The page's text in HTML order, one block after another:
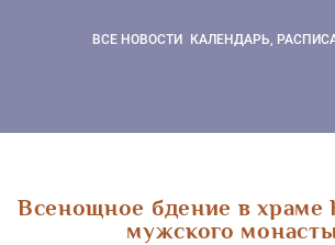
ВСЕ НОВОСТИ КАЛЕНДАРЬ,
Всенощное бдение в храме
мужского